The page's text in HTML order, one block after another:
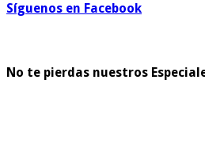
Síguenos en Facebook
No te pierdas nuestros